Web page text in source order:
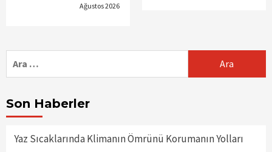
Ağustos 2026
Son Haberler
Yaz Sıcaklarında Klimanın Ömrünü Korumanın Yolları